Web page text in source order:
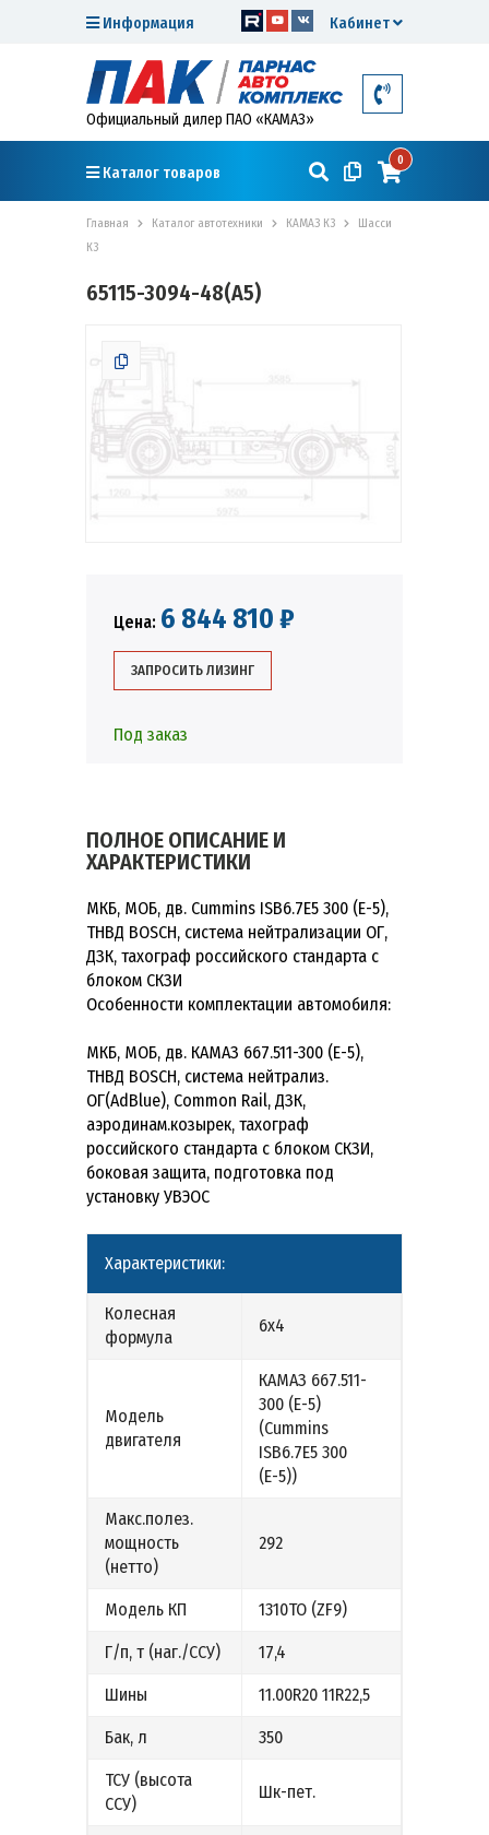
Кабинет
Информация
Официальный дилер ПАО «КАМАЗ»
Каталог товаров
0
Главная Каталог автотехники КАМАЗ К3
Шасси
К3
65115-3094-48(A5)
Цена: 6 844 810 ₽
ЗАПРОСИТЬ ЛИЗИНГ
Под заказ
ПОЛНОЕ ОПИСАНИЕ И
ХАРАКТЕРИСТИКИ
МКБ, МОБ, дв. Cummins ISB6.7E5 300 (Е-5),
ТНВД BOSCH, система нейтрализации ОГ,
ДЗК, тахограф российского стандарта с
блоком СКЗИ
Особенности комплектации автомобиля:
МКБ, МОБ, дв. КАМАЗ 667.511-300 (Е-5),
ТНВД BOSCH, система нейтрализ.
ОГ(AdBlue), Common Rail, ДЗК,
аэродинам.козырек, тахограф
российского стандарта с блоком СКЗИ,
боковая защита, подготовка под
установку УВЭОС
Характеристики:
Колесная
формула
6х4
Модель
двигателя
КАМАЗ 667.511-
300 (Е-5)
(Cummins
ISB6.7E5 300
(Е-5))
Макс.полез.
мощность
(нетто)
292
Модель КП 1310ТО (ZF9)
Г/п, т (наг./ССУ) 17,4
Шины 11.00R20 11R22,5
Бак, л 350
ТСУ (высота
ССУ)
Шк-пет.